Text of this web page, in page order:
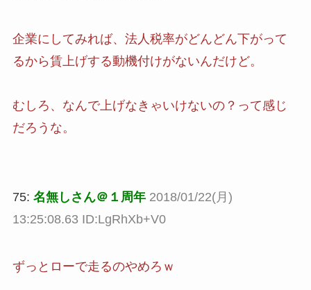
企業にしてみれば、法人税率がどんどん下がって
るから賃上げする動機付けがないんだけど。
むしろ、なんで上げなきゃいけないの？って感じ
だろうな。
75: 名無しさん＠１周年 2018/01/22(月)
13:25:08.63 ID:LgRhXb+V0
ずっとローで走るのやめろｗ